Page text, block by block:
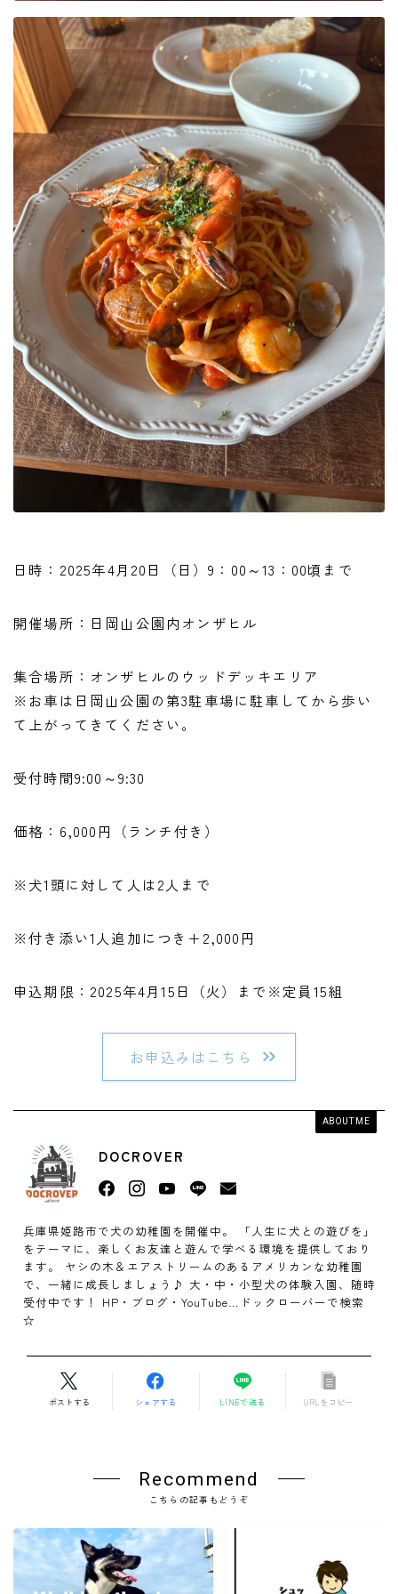
日時：2025年4月20日（日）9：00～13：00頃まで
開催場所：日岡山公園内オンザヒル
集合場所：オンザヒルのウッドデッキエリア
※お車は日岡山公園の第3駐車場に駐車してから歩い
て上がってきてください。
受付時間9:00～9:30
価格：6,000円（ランチ付き）
※犬1頭に対して人は2人まで
※付き添い1人追加につき+2,000円
申込期限：2025年4月15日（火）まで※定員15組
お申込みはこちら
ABOUT ME
DOCROVER
兵庫県姫路市で犬の幼稚園を開催中。 「人生に犬との遊びを」
をテーマに、楽しくお友達と遊んで学べる環境を提供しており
ます。 ヤシの木＆エアストリームのあるアメリカンな幼稚園
で、一緒に成長しましょう♪ 大・中・小型犬の体験入園、随時
受付中です！ HP・ブログ・YouTube…ドックローバーで検索
☆
ポストする シェアする LINEで送る URLをコピー
Recommend
こちらの記事もどうぞ